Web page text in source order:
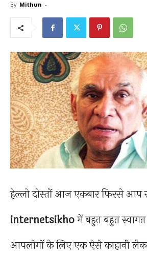
By Mithun -
हेल्लो दोस्तों आज एकबार फिरसे आप
internetsikhoमें बहुत बहुत
आपलोगों के लिए एक ऐसे काहानी